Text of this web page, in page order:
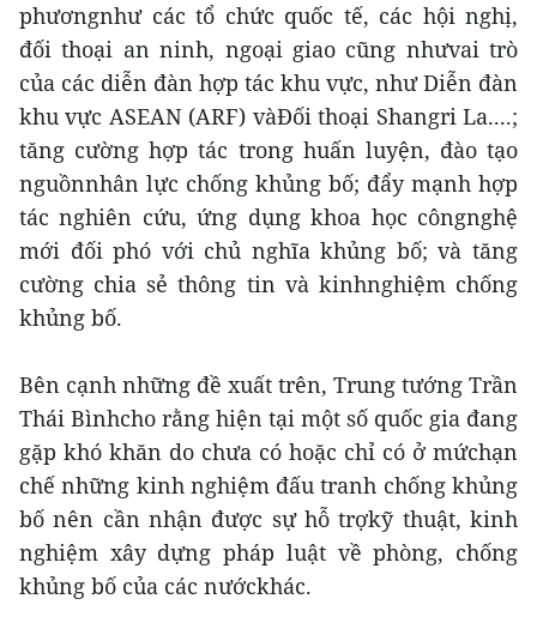
phươngnhư các tổ chức quốc tế, các hội nghị,
đối thoại an ninh, ngoại giao cũng nhưvai trò
của các diễn đàn hợp tác khu vực, như Diễn đàn
khu vực ASEAN (ARF) vàĐối thoại Shangri La....;
tăng cường hợp tác trong huấn luyện, đào tạo
nguồnnhân lực chống khủng bố; đẩy mạnh hợp
tác nghiên cứu, ứng dụng khoa học côngnghệ
mới đối phó với chủ nghĩa khủng bố; và tăng
cường chia sẻ thông tin và kinhnghiệm chống
khủng bố.
Bên cạnh những đề xuất trên, Trung tướng Trần
Thái Bìnhcho rằng hiện tại một số quốc gia đang
gặp khó khăn do chưa có hoặc chỉ có ở mứchạn
chế những kinh nghiệm đấu tranh chống khủng
bố nên cần nhận được sự hỗ trợkỹ thuật, kinh
nghiệm xây dựng pháp luật về phòng, chống
khủng bố của các nướckhác.